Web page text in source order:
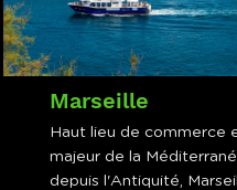
Marseille
Haut lieu de commerce
majeur de la
depuis l'Antiquité,